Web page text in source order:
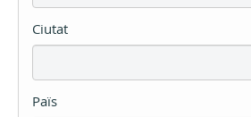
Ciutat
Païs